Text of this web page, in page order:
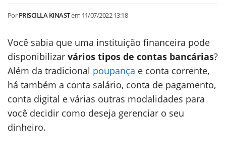
PorPRISCILLA KINASTem 11/07/2022 13:18
Você sabia que uma instituição financeira pode
disponibilizar vários tipos de contas bancárias?
Além da tradicional poupança e conta corrente,
há também a conta salário, conta de pagamento,
conta digital e várias outras modalidades para
você decidir como deseja gerenciar o seu
dinheiro.